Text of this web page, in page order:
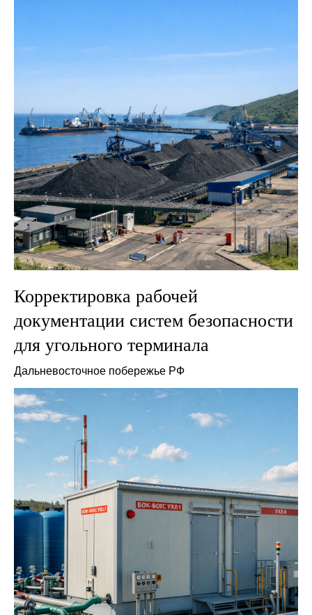
Корректировка рабочей
документации систем безопасности
для угольного терминала
Дальневосточное побережье РФ